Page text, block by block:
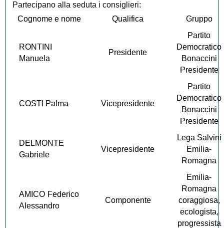
Partecipano alla seduta i consiglieri:
Cognome e nome
Qualifica Gruppo
RONTINI
Manuela
Presidente
Partito
Democratico
Bonaccini
Presidente
COSTI Palma Vicepresidente
Partito
Democratico
Bonaccini
Presidente
DELMONTE
Gabriele
Vicepresidente
Lega Salvini
Emilia-
Romagna
AMICO Federico
Alessandro
Componente
Emilia-
Romagna
coraggiosa,
ecologista,
progressista